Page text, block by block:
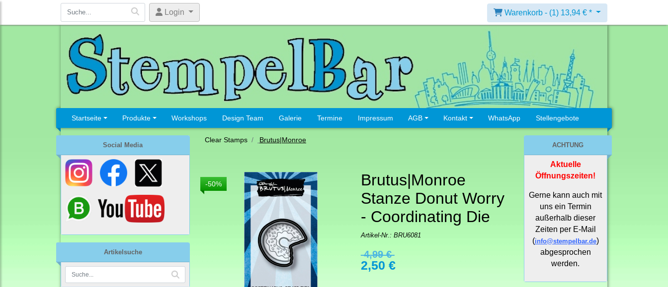
Login Warenkorb - (1) 13,94 € *
Startseite Produkte Workshops Design Team Galerie Termine Impressum AGB Kontakt WhatsApp Stellengebote
Social Media
Artikelsuche
Clear Stamps Brutus|Monroe
-50%
Brutus|Monroe
Stanze Donut Worry
- Coordinating Die
Artikel-Nr.: BRU6081
4,99 €
2,50 €
ACHTUNG
Aktuelle
Öffnungszeiten!
Gerne kann auch mit
uns ein Termin
außerhalb dieser
Zeiten per E-Mail
(info@stempelbar.de)
abgesprochen
werden.